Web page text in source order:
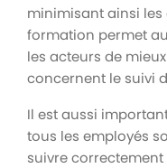
minimisant ainsi les
formation permet
les acteurs de
concernent le suivi
Il est aussi
tous les employés
suivre